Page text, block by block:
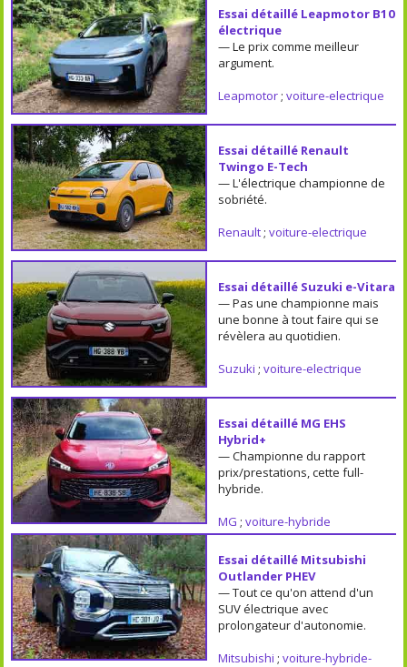
Essai détaillé Leapmotor B10
électrique
— Le prix comme meilleur
argument.
Leapmotor; voiture-electrique
Essai détaillé Renault
Twingo E-Tech
— L'électrique championne de
sobriété.
Renault; voiture-electrique
Essai détaillé Suzuki e-Vitara
— Pas une championne mais
une bonne à tout faire qui se
révèlera au quotidien.
Suzuki ; voiture-electrique
Essai détaillé MG EHS
Hybrid+
— Championne du rapport
prix/prestations, cette full-
hybride.
MG ; voiture-hybride
Essai détaillé Mitsubishi
Outlander PHEV
— Tout ce qu'on attend d'un
SUV électrique avec
prolongateur d'autonomie.
Mitsubishi ; voiture-hybride-